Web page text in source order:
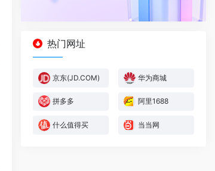
热门网址
京东(JD.COM) 华为商城
拼多多 阿里1688
什么值得买 当当网